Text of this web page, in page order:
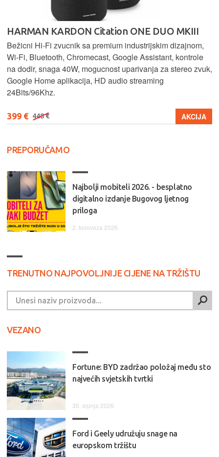
HARMAN KARDON Citation ONE DUO MKIII
Bežicni Hi-Fi zvucnik sa premium industrijskim dizajnom,
Wi-Fi, Bluetooth, Chromecast, Google Assistant, kontrole
na dodir, snaga 40W, mogucnost uparivanja za stereo zvuk,
Google Home aplikacija, HD audio streaming
24Bits/96Khz.
399 € 448 € AKCIJA
PREPORUČAMO
Najbolji mobiteli 2026. - besplatno
digitalno izdanje Bugovog ljetnog
priloga
2. kolovoza 2026.
TRENUTNO NAJPOVOLJNIJE CIJENE NA TRŽIŠTU
VEZANO
Fortune: BYD zadržao položaj među sto
najvećih svjetskih tvrtki
30. srpnja 2026.
Ford i Geely udružuju snage na
europskom tržištu